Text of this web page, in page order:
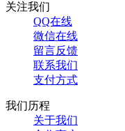
关注我们
QQ在线
微信在线
留言反馈
联系我们
支付方式
我们历程
关于我们